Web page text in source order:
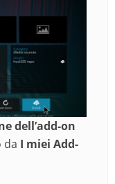
dell’add-on
da I miei Add-